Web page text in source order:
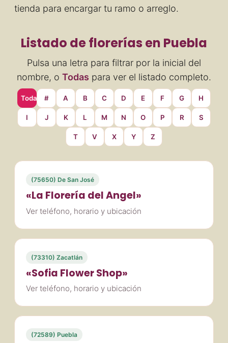
tienda para encargar tu ramo o arreglo.
Listado de florerías en Puebla
Pulsa una letra para filtrar por la inicial del
nombre, o Todas para ver el listado completo.
Todas # A B C D E F G H
I J K L M N O P R S
T V X Y Z
(75650) De San José
«La Florería del Angel»
Ver teléfono, horario y ubicación
(73310) Zacatlán
«Sofia Flower Shop»
Ver teléfono, horario y ubicación
(72589) Puebla